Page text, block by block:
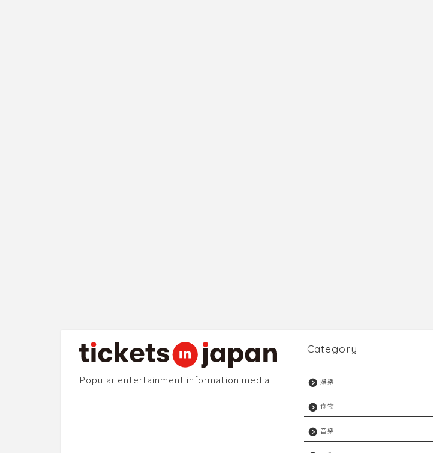
Popular entertainment information media
Category
娛樂
食物
音樂